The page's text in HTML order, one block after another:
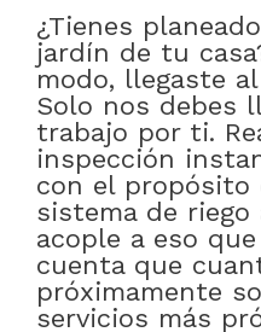
¿Tienes
jardín de tu
modo, llegaste
Solo nos debes
trabajo por ti.
inspección
con el
sistema de
acople a eso
cuenta que
próximamente
servicios más